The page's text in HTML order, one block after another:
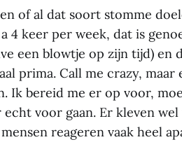
of al dat soort stomme
4 keer per week, dat is
een blowtje op zijn tijd) en
prima. Call me crazy,
Ik bereid me er op voor,
voor gaan. Er kleven
reageren vaak heel